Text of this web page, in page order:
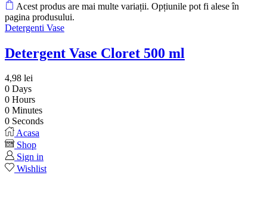
Acest produs are mai multe variații. Opțiunile pot fi alese în
pagina produsului.
Detergenti Vase
Detergent Vase Cloret 500 ml
4,98 lei
0 Days
0 Hours
0 Minutes
0 Seconds
Acasa
Shop
Sign in
Wishlist